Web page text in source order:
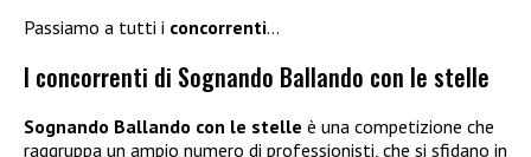
Passiamo a tutti i concorrenti…
I concorrenti di Sognando Ballando con le stelle
Sognando Ballando con le stelle è una competizione che
raggruppa un ampio numero di professionisti, che si sfidano in